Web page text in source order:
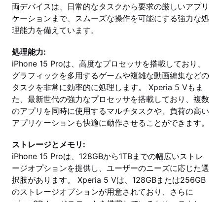
両デバイスは、日常的なタスクから要求の厳しいアプリ
ケーションまで、スムーズな操作を可能にする強力な処
理能力を備えています。
処理能力:
iPhone 15 Proは、高度なプロセッサを搭載しており、
グラフィックを多用するゲームや複雑な動画編集などの
タスクを非常に効率的に処理します。 Xperia 5 Vもま
た、最新世代の強力なプロセッサを搭載しており、複数
のアプリを同時に使用するマルチタスクや、負荷の高い
アプリケーションも快適に動作させることができます。
ストレージとメモリ:
iPhone 15 Proは、128GBから1TBまでの幅広いストレ
ージオプションを提供し、ユーザーのニーズに応じた選
択肢があります。 Xperia 5 Vは、128GBまたは256GB
のストレージオプションが用意されており、さらに